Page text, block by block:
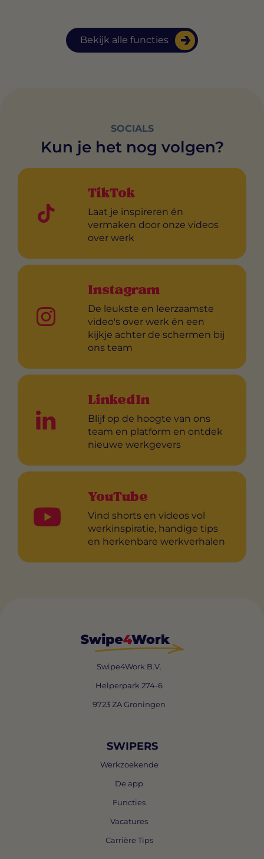
Bekijk alle functies
SOCIALS
Kun je het nog volgen?
TikTok
Laat je inspireren én
vermaken door onze videos
over werk
Instagram
De leukste en leerzaamste
video's over werk én een
kijkje achter de schermen bij
ons team
LinkedIn
Blijf op de hoogte van ons
team en platform en ontdek
nieuwe werkgevers
YouTube
Vind shorts en videos vol
werkinspiratie, handige tips
en herkenbare werkverhalen
Swipe4Work B.V.
Helperpark 274-6
9723 ZA Groningen
SWIPERS
Werkzoekende
De app
Functies
Vacatures
Carrière Tips